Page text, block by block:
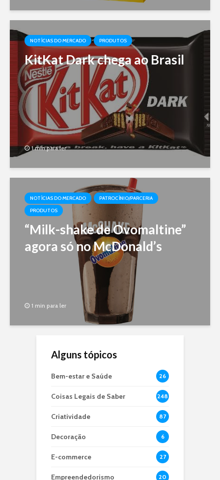
NOTÍCIAS DO MERCADO PRODUTOS
KitKat Dark chega ao Brasil
1 min para ler
NOTÍCIAS DO MERCADO
PATROCÍNIO/PARCERIA
PRODUTOS
“Milk-shake de Ovomaltine”
agora só no McDonald’s
1 min para ler
Alguns tópicos
Bem-estar e Saúde 26
Coisas Legais de Saber 248
Criatividade 87
Decoração 6
E-commerce 27
Empreendedorismo 20